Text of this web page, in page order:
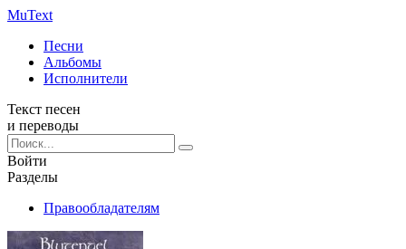
MuText
Песни
Альбомы
Исполнители
Текст песен
и переводы
Войти
Разделы
Правообладателям